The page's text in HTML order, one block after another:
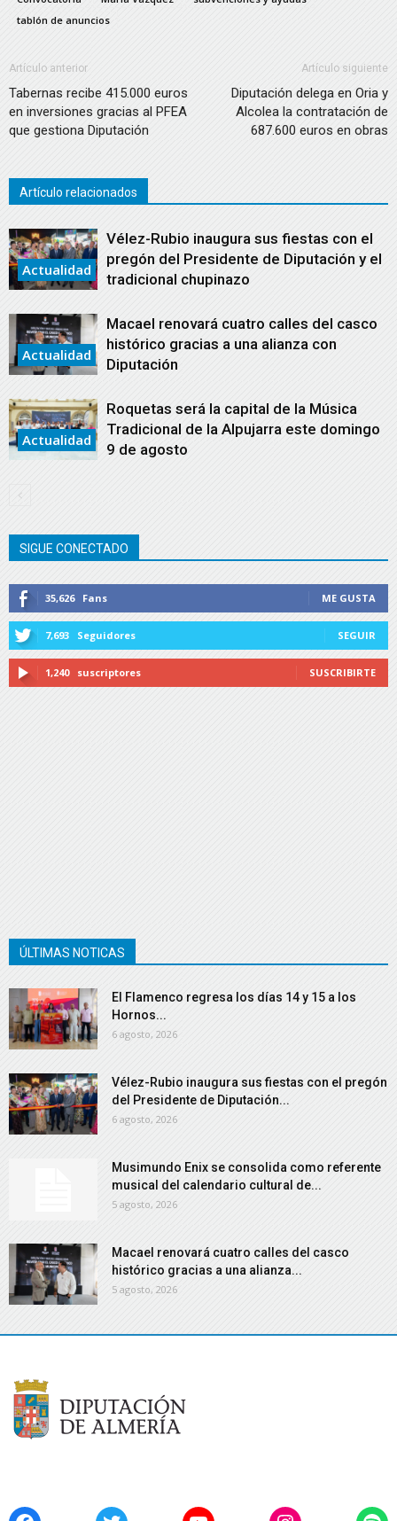
tablón de anuncios
Artículo anterior
Tabernas recibe 415.000 euros
en inversiones gracias al PFEA
que gestiona Diputación
Artículo siguiente
Diputación delega en Oria y
Alcolea la contratación de
687.600 euros en obras
Artículo relacionados
Actualidad
Vélez-Rubio inaugura sus fiestas con el
pregón del Presidente de Diputación y el
tradicional chupinazo
Actualidad
Macael renovará cuatro calles del casco
histórico gracias a una alianza con
Diputación
Actualidad
Roquetas será la capital de la Música
Tradicional de la Alpujarra este domingo
9 de agosto
SIGUE CONECTADO
35,626 Fans ME GUSTA
7,693 Seguidores SEGUIR
1,240 suscriptores SUSCRIBIRTE
ÚLTIMAS NOTICAS
El Flamenco regresa los días 14 y 15 a los
Hornos...
6 agosto, 2026
Vélez-Rubio inaugura sus fiestas con el pregón
del Presidente de Diputación...
6 agosto, 2026
Musimundo Enix se consolida como referente
musical del calendario cultural de...
5 agosto, 2026
Macael renovará cuatro calles del casco
histórico gracias a una alianza...
5 agosto, 2026